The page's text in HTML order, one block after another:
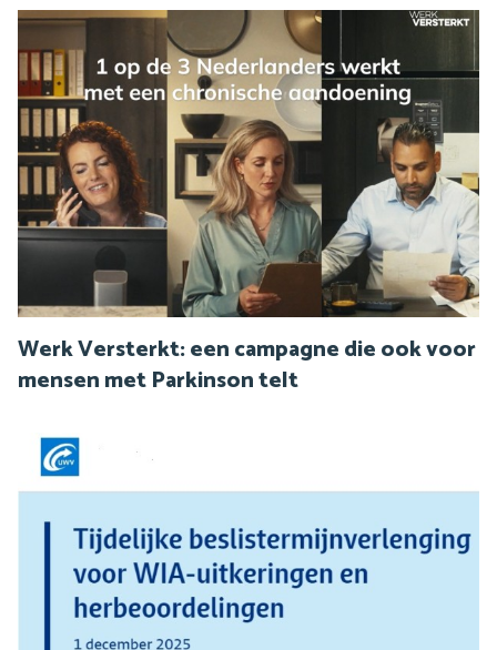
Werk Versterkt: een campagne die ook voor
mensen met Parkinson telt